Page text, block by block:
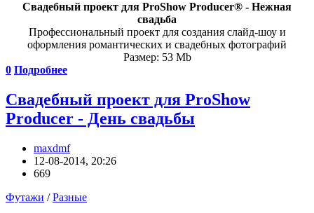
Свадебный проект для ProShow Producer® - Нежная
свадьба
Профессиональный проект для создания слайд-шоу и
оформления романтических и свадебных фотографий
Размер: 53 Mb
0 Подробнее
Свадебный проект для ProShow
Producer - День свадьбы
maxdmf
12-08-2014, 20:26
669
Футажи /Разные